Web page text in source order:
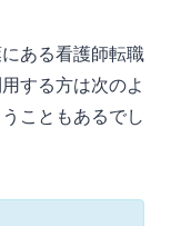
ある看護師転職
する方は次のよ
こともあるでし